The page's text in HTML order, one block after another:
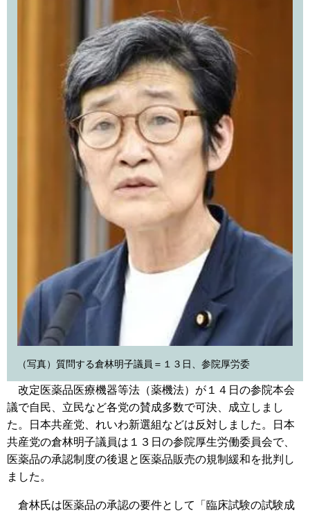
（写真）質問する倉林明子議員＝１３日、参院厚労委
改定医薬品医療機器等法（薬機法）が１４日の参院本会
議で自民、立民など各党の賛成多数で可決、成立しまし
た。日本共産党、れいわ新選組などは反対しました。日本
共産党の倉林明子議員は１３日の参院厚生労働委員会で、
医薬品の承認制度の後退と医薬品販売の規制緩和を批判し
ました。
倉林氏は医薬品の承認の要件として「臨床試験の試験成